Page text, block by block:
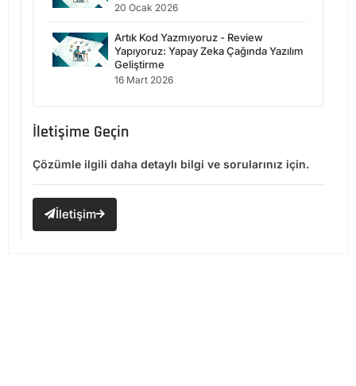
20 Ocak 2026
Artık Kod Yazmıyoruz - Review
Yapıyoruz: Yapay Zeka Çağında Yazılım
Geliştirme
16 Mart 2026
İletişime Geçin
Çözümle ilgili daha detaylı bilgi ve sorularınız için.
İletişim